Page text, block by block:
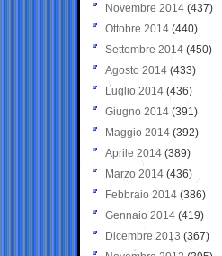
Novembre 2014 (437)
Ottobre 2014 (440)
Settembre 2014 (450)
Agosto 2014 (433)
Luglio 2014 (436)
Giugno 2014 (391)
Maggio 2014 (392)
Aprile 2014 (389)
Marzo 2014 (436)
Febbraio 2014 (386)
Gennaio 2014 (419)
Dicembre 2013 (367)